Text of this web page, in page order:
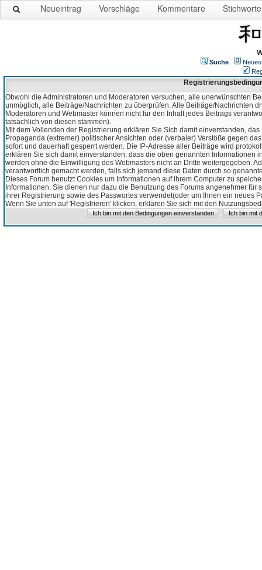
Neueintrag Vorschläge Kommentare Stichworte
Suche
Obwohl die Administratoren und Moderatoren versuchen, alle unerwünschten
unmöglich, alle Beiträge/Nachrichten zu überprüfen. Alle Beiträge/Nachrichten
Moderatoren und Webmaster können nicht für den Inhalt jedes Beitrags
tatsächlich von diesen stammen).
Mit dem Vollenden der Registrierung erklären Sie Sich damit einverstanden,
Propaganda (extremer) politischer Ansichten oder (verbaler) Verstöße gegen
sofort und dauerhaft gesperrt werden. Die IP-Adresse aller Beiträge wird
erklären Sie sich damit einverstanden, dass die oben genannten Informationen
werden ohne die Einwilligung des Webmasters nicht an Dritte weitergegeben.
verantwortlich gemacht werden, falls sich jemand diese Daten durch so
Dieses Forum benutzt Cookies um Informationen auf ihrem Computer zu
Informationen. Sie dienen nur dazu die Benutzung des Forums angenehmer
ihrer Registrierung sowie des Passwortes verwendet(oder um Ihnen ein neues
Wenn Sie unten auf 'Registrieren' klicken, erklären Sie sich mit den